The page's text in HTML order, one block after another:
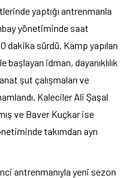
yaptığı antrenmanla
yönetiminde saat
dakika sürdü. Kamp yapılan
başlayan idman, dayanıklılık
şut çalışmaları ve
Kaleciler Ali Şaşal
ve Baver Kuçkar ise
takımdan ayrı
antrenmanıyla yeni sezon